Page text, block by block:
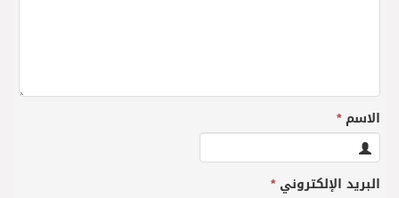
الاسم*
البريد الإلكتروني*